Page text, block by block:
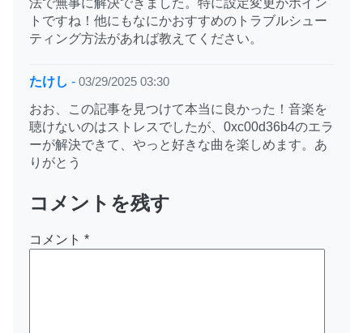
トですね！他にもなにかおすすめのトラブルシュー
ティング方法があれば教えてください。
たけし - 03/29/2025 03:30
おお、この記事を見つけて本当に良かった！音楽を
聴けないのはストレスでしたが、0xc00d36b4のエラ
ーが解決できて、やっと好きな曲を楽しめます。あ
りがとう
コメントを残す
コメント *